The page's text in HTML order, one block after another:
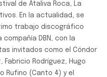
de Ataliva Roca, La
En la actualidad, se
trabajo discográfico
DBN, con la
invitados como el Cóndor
Rodríguez, Hugo
Rufino (Canto 4) y el